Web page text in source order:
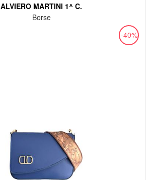
ALVIERO MARTINI 1^ C.
Borse
-40%